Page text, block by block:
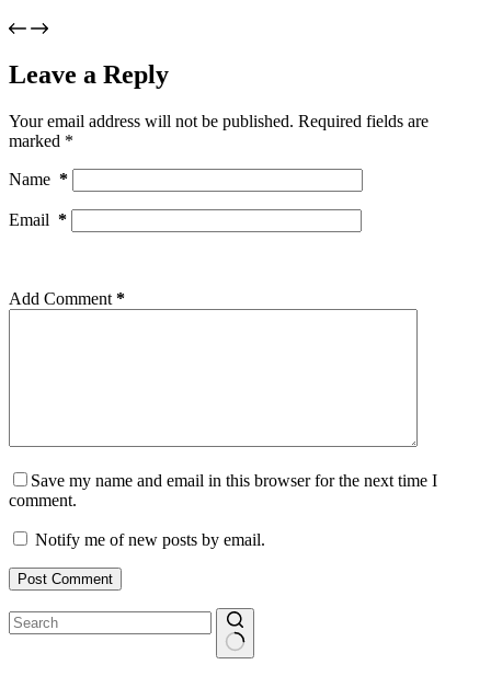
Leave a Reply
Your email address will not be published. Required fields are
marked *
Name *
Email *
Add Comment *
Save my name and email in this browser for the next time I
comment.
Notify me of new posts by email.
Post Comment